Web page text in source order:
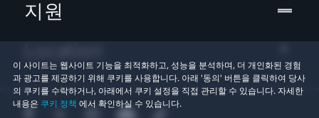
이 사이트는 웹사이트 기능을 최적화하고, 성능을 분석하며, 더 개인화된 경험
과 광고를 제공하기 위해 쿠키를 사용합니다. 아래 '동의' 버튼을 클릭하여 당사
의 쿠키를 수락하거나, 아래에서 쿠키 설정을 직접 관리할 수 있습니다. 자세한
내용은 쿠키 정책 에서 확인하실 수 있습니다.
지원
Location